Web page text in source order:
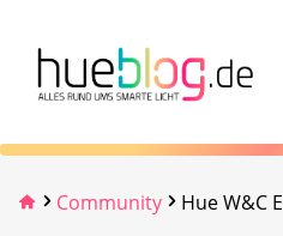
Community